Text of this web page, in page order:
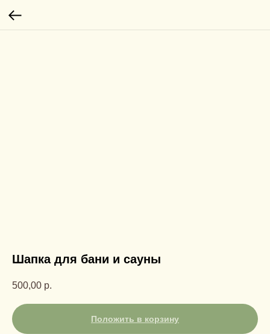
Шапка для бани и сауны
500,00 р.
Положить в корзину